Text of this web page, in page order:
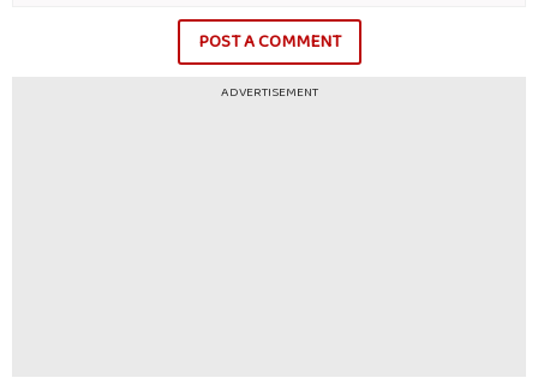
POST A COMMENT
ADVERTISEMENT